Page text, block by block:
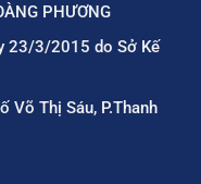
PHƯƠNG
23/3/2015 do Sở Kế
Võ Thị Sáu, P.Thanh